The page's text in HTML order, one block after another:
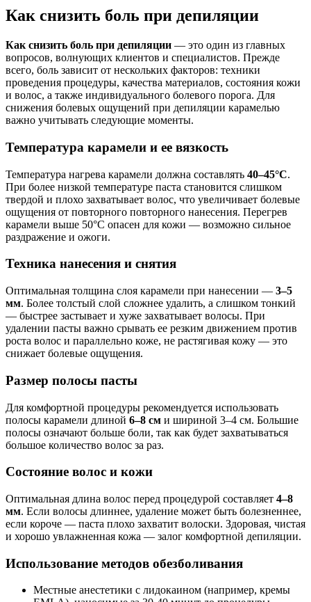
Как снизить боль при депиляции
Как снизить боль при депиляции — это один из главных
вопросов, волнующих клиентов и специалистов. Прежде
всего, боль зависит от нескольких факторов: техники
проведения процедуры, качества материалов, состояния кожи
и волос, а также индивидуального болевого порога. Для
снижения болевых ощущений при депиляции карамелью
важно учитывать следующие моменты.
Температура карамели и ее вязкость
Температура нагрева карамели должна составлять 40–45°С.
При более низкой температуре паста становится слишком
твердой и плохо захватывает волос, что увеличивает болевые
ощущения от повторного повторного нанесения. Перегрев
карамели выше 50°С опасен для кожи — возможно сильное
раздражение и ожоги.
Техника нанесения и снятия
Оптимальная толщина слоя карамели при нанесении — 3–5
мм. Более толстый слой сложнее удалить, а слишком тонкий
— быстрее застывает и хуже захватывает волосы. При
удалении пасты важно срывать ее резким движением против
роста волос и параллельно коже, не растягивая кожу — это
снижает болевые ощущения.
Размер полосы пасты
Для комфортной процедуры рекомендуется использовать
полосы карамели длиной 6–8 см и шириной 3–4 см. Большие
полосы означают больше боли, так как будет захватываться
большое количество волос за раз.
Состояние волос и кожи
Оптимальная длина волос перед процедурой составляет 4–8
мм. Если волосы длиннее, удаление может быть болезненнее,
если короче — паста плохо захватит волоски. Здоровая, чистая
и хорошо увлажненная кожа — залог комфортной депиляции.
Использование методов обезболивания
Местные анестетики с лидокаином (например, кремы